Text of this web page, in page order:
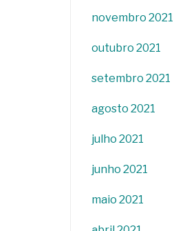
novembro 2021
outubro 2021
setembro 2021
agosto 2021
julho 2021
junho 2021
maio 2021